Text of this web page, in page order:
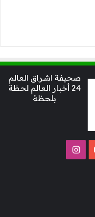
صحيفة اشراق العالم
24 أخبار العالم لحظة
بلحظة
‫YouTubeانستقرام